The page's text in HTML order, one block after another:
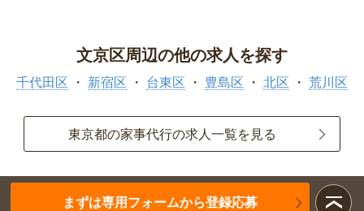
文京区周辺の他の求人を探す
千代田区 新宿区 台東区 豊島区 北区 荒川区
東京都の家事代行の求人一覧を見る
まずは専用フォームから登録応募